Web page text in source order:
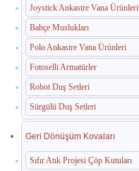
Joystick Ankastre Vana Ürünleri
Bahçe Muslukları
Polo Ankastre Vana Ürünleri
Fotoselli Armatürler
Robot Duş Setleri
Sürgülü Duş Setleri
Geri Dönüşüm Kovaları
Sıfır Atık Projesi Çöp Kutuları